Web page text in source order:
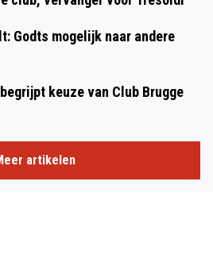
Godts mogelijk naar andere
keuze van Club Brugge
artikelen